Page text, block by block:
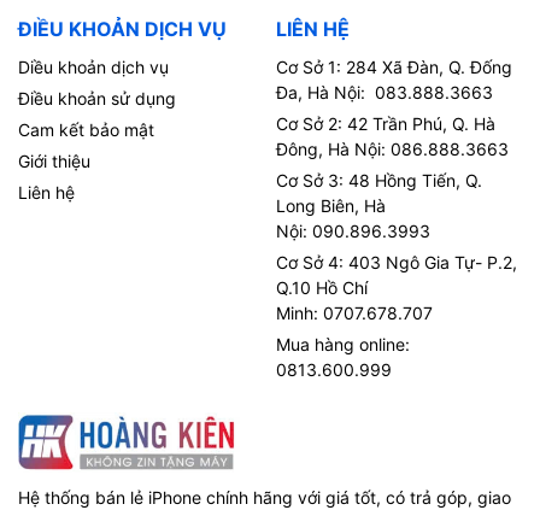
ĐIỀU KHOẢN DỊCH VỤ
Diều khoản dịch vụ
Điều khoản sử dụng
Cam kết bảo mật
Giới thiệu
Liên hệ
LIÊN HỆ
Cơ Sở 1: 284 Xã Đàn, Q. Đống
Đa, Hà Nội: 083.888.3663
Cơ Sở 2: 42 Trần Phú, Q. Hà
Đông, Hà Nội: 086.888.3663
Cơ Sở 3: 48 Hồng Tiến, Q.
Long Biên, Hà
Nội: 090.896.3993
Cơ Sở 4: 403 Ngô Gia Tự- P.2,
Q.10 Hồ Chí
Minh: 0707.678.707
Mua hàng online:
0813.600.999
Hệ thống bán lẻ iPhone chính hãng với giá tốt, có trả góp, giao